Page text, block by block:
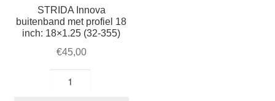
STRIDA Innova
buitenband met profiel 18
inch: 18×1.25 (32-355)
€45,00
STRIDA